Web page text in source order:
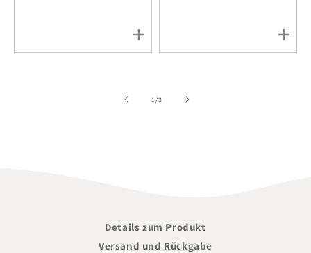
1 /of
3
Details zum Produkt
Versand und Rückgabe